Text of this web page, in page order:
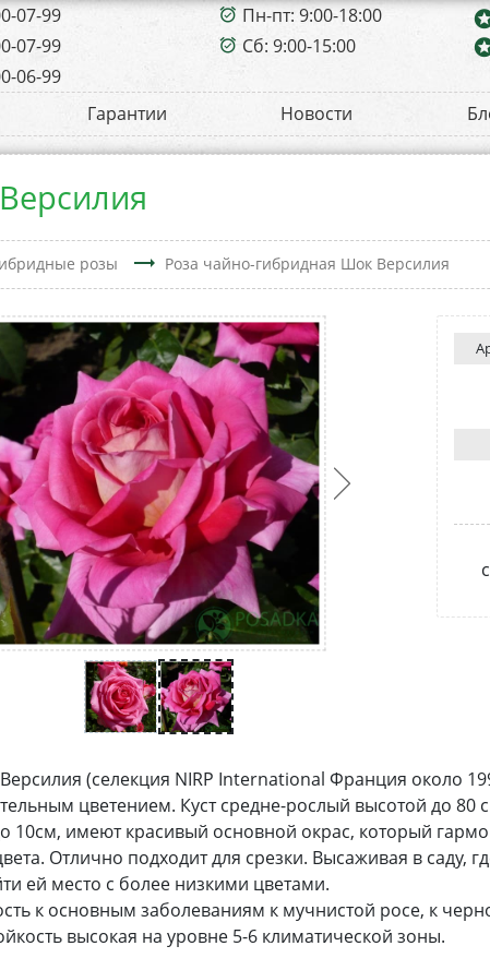
07-99
07-99
06-99
alarm_on Пн-пт: 9:00-18:00
alarm_on Сб: 9:00-15:00
Гарантии Новости
розы trending_flat Роза чайно-гибридная Шок Версилия
(селекция NIRP International Франция около
цветением. Куст средне-рослый высотой до 80
10см, имеют красивый основной окрас, который
Отлично подходит для срезки. Высаживая в саду,
ей место с более низкими цветами.
к основным заболеваниям к мучнистой росе, к
высокая на уровне 5-6 климатической зоны.